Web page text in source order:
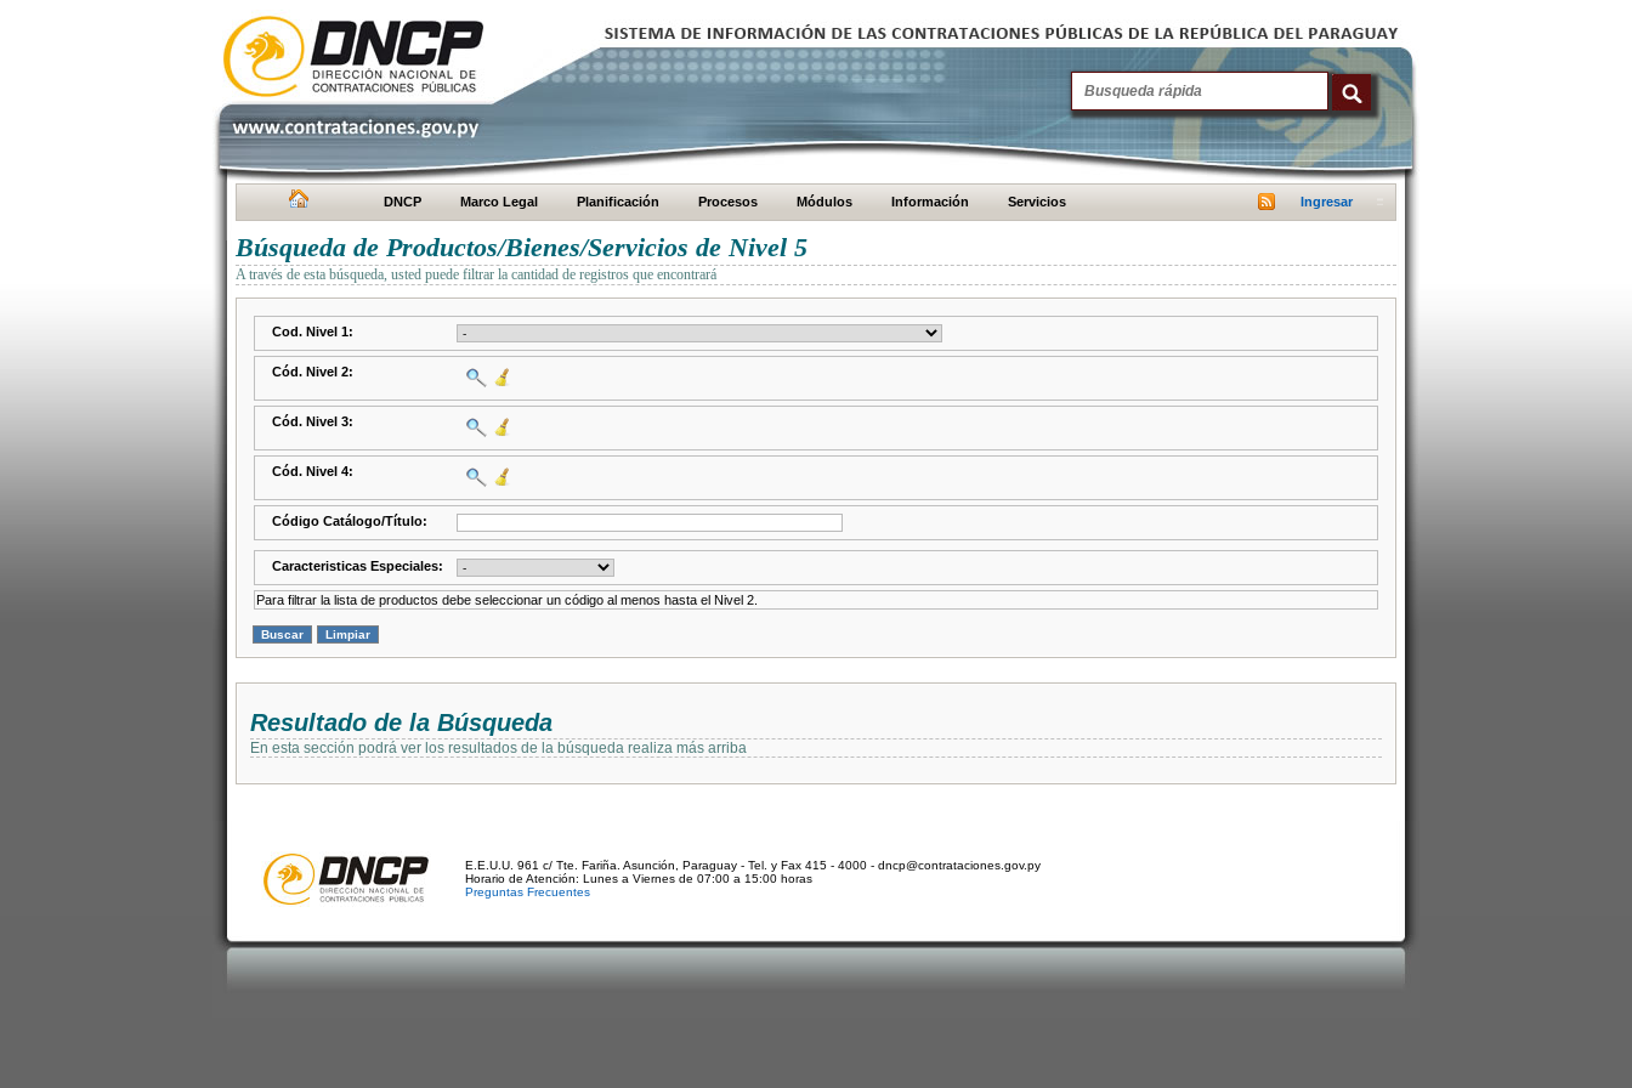
DNCP Marco Legal Planificación Procesos Módulos Información Servicios Ingresar
Búsqueda de Productos/Bienes/Servicios de Nivel 5
A través de esta búsqueda, usted puede filtrar la cantidad de registros que encontrará
Cod. Nivel 1:
Cód. Nivel 2:
Cód. Nivel 3:
Cód. Nivel 4:
Código Catálogo/Título:
Caracteristicas Especiales:
Para filtrar la lista de productos debe seleccionar un código al menos hasta el Nivel 2.
Resultado de la Búsqueda
En esta sección podrá ver los resultados de la búsqueda realiza más arriba
E.E.U.U. 961 c/ Tte. Fariña. Asunción, Paraguay - Tel. y Fax 415 - 4000 - dncp@contrataciones.gov.py
Horario de Atención: Lunes a Viernes de 07:00 a 15:00 horas
Preguntas Frecuentes